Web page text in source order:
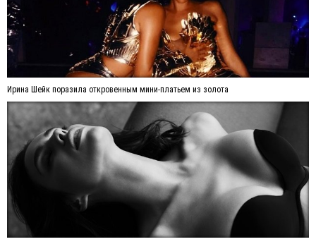
Ирина Шейк поразила откровенным мини-платьем из золота